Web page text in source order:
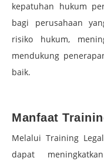
kepatuhan hukum
bagi perusahaan
risiko hukum,
mendukung
baik.
Manfaat
Melalui Training
dapat